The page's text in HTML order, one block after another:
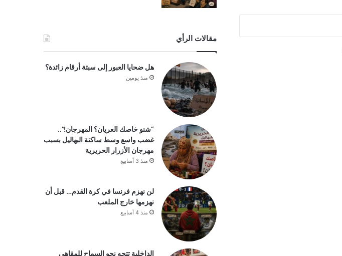
مقالات الرأي
هل ضحايا العبور إلى سبتة أرقام زائدة؟
منذ يومين
“شنو خاصك العريان؟ المهرجان!”..
غضب واسع وسط ساكنة البهاليل بسبب
مهرجان الأزرار الحريرية
منذ 3 أسابيع
لن نهزم فرنسا في كرة القدم… قبل أن
نهزمها خارج الملعب
منذ 4 أسابيع
الداخلية تتجه نحو السماح للمقاهي